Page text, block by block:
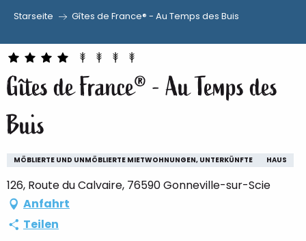
au
contenu
principal
Starseite Gîtes de France® - Au Temps des Buis
Gîtes de France® - Au Temps des
Buis
MÖBLIERTE UND UNMÖBLIERTE MIETWOHNUNGEN, UNTERKÜNFTE HAUS
126, Route du Calvaire, 76590 Gonneville-sur-Scie
Anfahrt
Teilen